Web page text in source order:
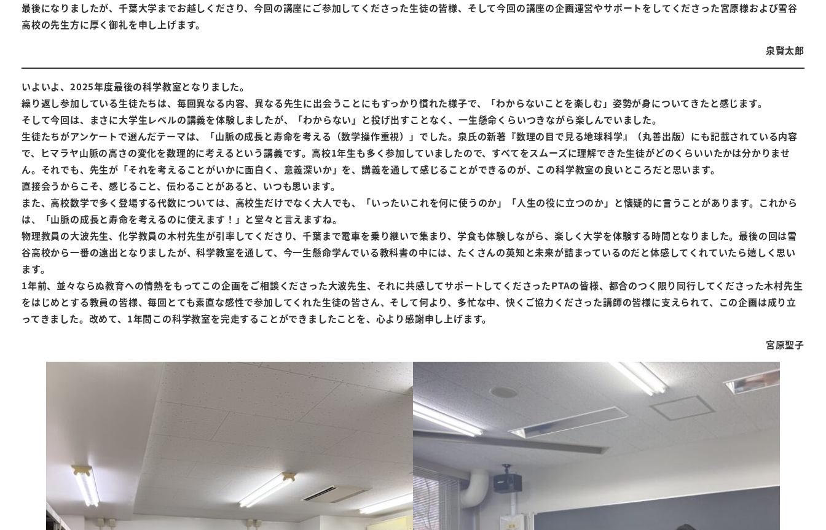
最後になりましたが、千葉大学までお越しくださり、今回の講座にご参加してくださった生徒の皆様、そして今回の講座の企画運営やサポートをしてくださった宮原様および雪谷
高校の先生方に厚く御礼を申し上げます。
泉賢太郎
いよいよ、2025年度最後の科学教室となりました。
繰り返し参加している生徒たちは、毎回異なる内容、異なる先生に出会うことにもすっかり慣れた様子で、「わからないことを楽しむ」姿勢が身についてきたと感じます。
そして今回は、まさに大学生レベルの講義を体験しましたが、「わからない」と投げ出すことなく、一生懸命くらいつきながら楽しんでいました。
生徒たちがアンケートで選んだテーマは、「山脈の成長と寿命を考える（数学操作重視）」でした。泉氏の新著『数理の目で見る地球科学』（丸善出版）にも記載されている内容
で、ヒマラヤ山脈の高さの変化を数理的に考えるという講義です。高校1年生も多く参加していましたので、すべてをスムーズに理解できた生徒がどのくらいいたかは分かりませ
ん。それでも、先生が「それを考えることがいかに面白く、意義深いか」を、講義を通して感じることができるのが、この科学教室の良いところだと思います。
直接会うからこそ、感じること、伝わることがあると、いつも思います。
また、高校数学で多く登場する代数については、高校生だけでなく大人でも、「いったいこれを何に使うのか」「人生の役に立つのか」と懐疑的に言うことがあります。これから
は、「山脈の成長と寿命を考えるのに使えます！」と堂々と言えますね。
物理教員の大波先生、化学教員の木村先生が引率してくださり、千葉まで電車を乗り継いで集まり、学食も体験しながら、楽しく大学を体験する時間となりました。最後の回は雪
谷高校から一番の遠出となりましたが、科学教室を通して、今一生懸命学んでいる教科書の中には、たくさんの英知と未来が詰まっているのだと体感してくれていたら嬉しく思い
ます。
1年前、並々ならぬ教育への情熱をもってこの企画をご相談くださった大波先生、それに共感してサポートしてくださったPTAの皆様、都合のつく限り同行してくださった木村先生
をはじめとする教員の皆様、毎回とても素直な感性で参加してくれた生徒の皆さん、そして何より、多忙な中、快くご協力くださった講師の皆様に支えられて、この企画は成り立
ってきました。改めて、1年間この科学教室を完走することができましたことを、心より感謝申し上げます。
宮原聖子